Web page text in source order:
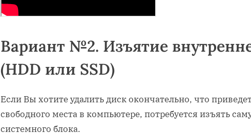
Вариант №2. Изъятие
(HDD или SSD)
Если Вы хотите удалить диск окончательно, что
свободного места в компьютере, потребуется изъять
системного блока.